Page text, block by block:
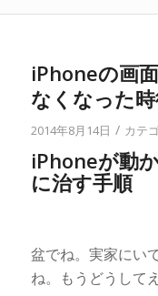
iPhoneの画
なくなった
2014年8月14日 / カテ
iPhoneが動
に治す手順
盆でね。実家にい
ね。もうどうして